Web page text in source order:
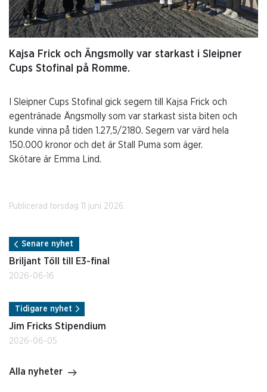
Kajsa Frick och Ängsmolly var starkast i Sleipner
Cups Stofinal på Romme.
I Sleipner Cups Stofinal gick segern till Kajsa Frick och
egentränade Ängsmolly som var starkast sista biten och
kunde vinna på tiden 1.27,5/2180. Segern var värd hela
150.000 kronor och det är Stall Puma som äger.
Skötare är Emma Lind.
Publicerad torsdag 11 juni 2026.
Senare nyhet
Briljant Töll till E3-final
2026-06-16
Tidigare nyhet
Jim Fricks Stipendium
2026-06-05
Alla nyheter